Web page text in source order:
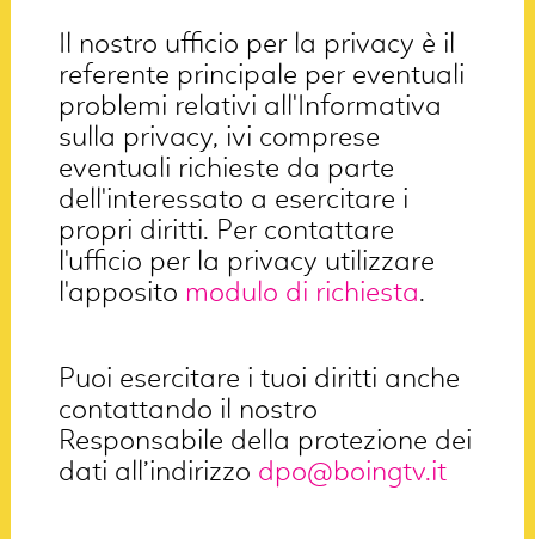
Il nostro ufficio per la privacy è il
referente principale per eventuali
problemi relativi all'Informativa
sulla privacy, ivi comprese
eventuali richieste da parte
dell'interessato a esercitare i
propri diritti. Per contattare
l'ufficio per la privacy utilizzare
l'apposito modulo di richiesta.
Puoi esercitare i tuoi diritti anche
contattando il nostro
Responsabile della protezione dei
dati all’indirizzo dpo@boingtv.it